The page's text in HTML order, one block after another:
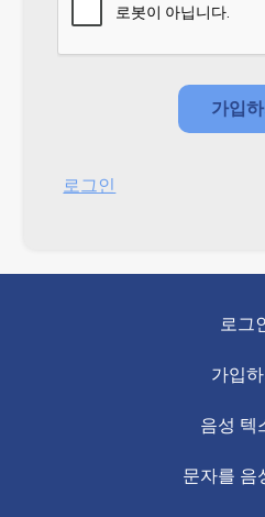
로그인
로그
가입하
음성 텍
문자를 음